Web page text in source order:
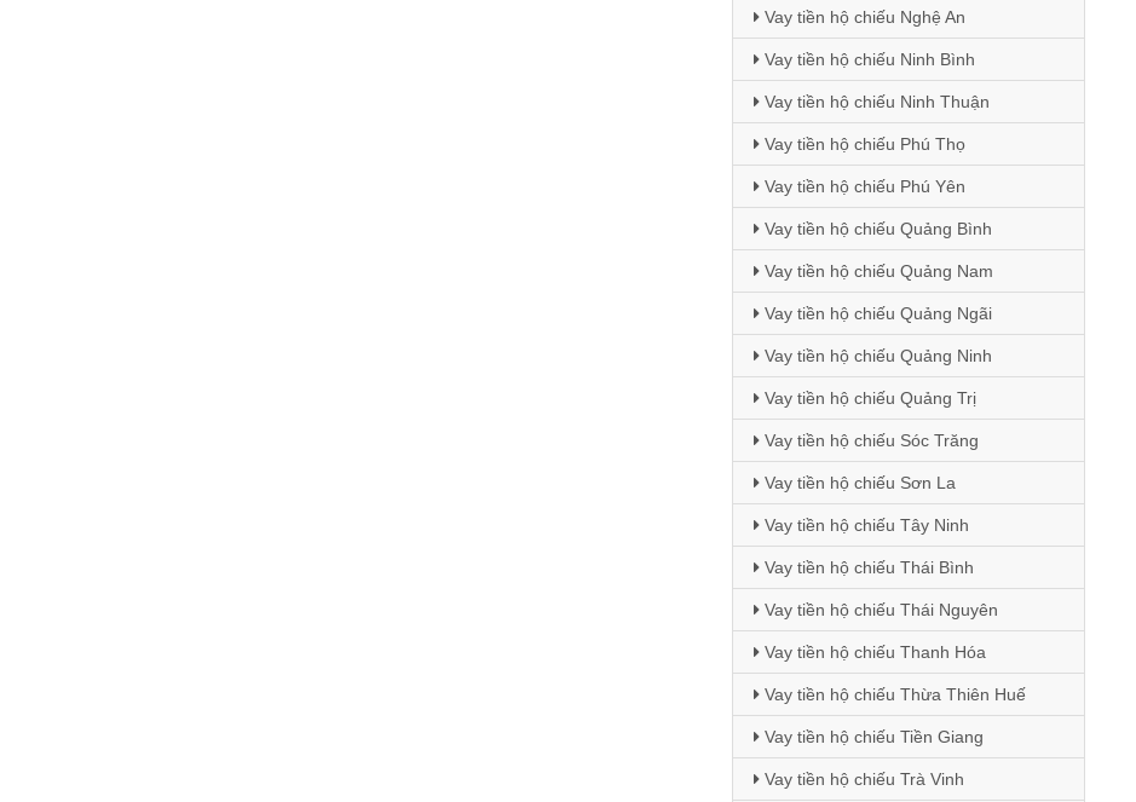
Vay tiền hộ chiếu Nghệ An
Vay tiền hộ chiếu Ninh Bình
Vay tiền hộ chiếu Ninh Thuận
Vay tiền hộ chiếu Phú Thọ
Vay tiền hộ chiếu Phú Yên
Vay tiền hộ chiếu Quảng Bình
Vay tiền hộ chiếu Quảng Nam
Vay tiền hộ chiếu Quảng Ngãi
Vay tiền hộ chiếu Quảng Ninh
Vay tiền hộ chiếu Quảng Trị
Vay tiền hộ chiếu Sóc Trăng
Vay tiền hộ chiếu Sơn La
Vay tiền hộ chiếu Tây Ninh
Vay tiền hộ chiếu Thái Bình
Vay tiền hộ chiếu Thái Nguyên
Vay tiền hộ chiếu Thanh Hóa
Vay tiền hộ chiếu Thừa Thiên Huế
Vay tiền hộ chiếu Tiền Giang
Vay tiền hộ chiếu Trà Vinh